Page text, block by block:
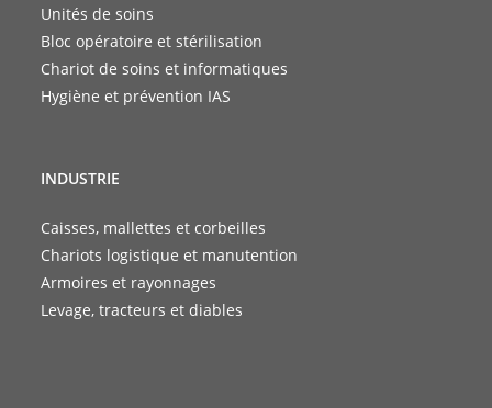
Unités de soins
Bloc opératoire et stérilisation
Chariot de soins et informatiques
Hygiène et prévention IAS
INDUSTRIE
Caisses, mallettes et corbeilles
Chariots logistique et manutention
Armoires et rayonnages
Levage, tracteurs et diables